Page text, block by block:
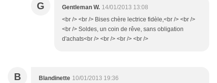
G Gentleman W. 14/01/2013 13:08
<br /> <br /> Bises chère lectrice fidèle,<br /> <br />
<br /> Soldes, un coin de rêve, sans obligation
d'achats<br /> <br /> <br /> <br />
B Blandinette 10/01/2013 19:36